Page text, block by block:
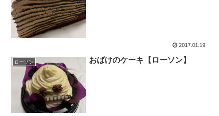
2017.01.19
ローソン おばけのケーキ【ローソン】